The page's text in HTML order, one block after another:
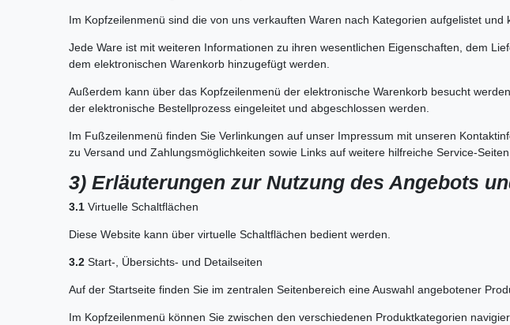
Im Kopfzeilenmenü sind die von uns verkauften Waren nach Kategorien aufgelistet
Jede Ware ist mit weiteren Informationen zu ihren wesentlichen Eigenschaften, dem
dem elektronischen Warenkorb hinzugefügt werden.
Außerdem kann über das Kopfzeilenmenü der elektronische Warenkorb besucht
der elektronische Bestellprozess eingeleitet und abgeschlossen werden.
Im Fußzeilenmenü finden Sie Verlinkungen auf unser Impressum mit unseren
zu Versand und Zahlungsmöglichkeiten sowie Links auf weitere hilfreiche Service-
3) Erläuterungen zur Nutzung des Angebots
3.1 Virtuelle Schaltflächen
Diese Website kann über virtuelle Schaltflächen bedient werden.
3.2 Start-, Übersichts- und Detailseiten
Auf der Startseite finden Sie im zentralen Seitenbereich eine Auswahl angebotener
Im Kopfzeilenmenü können Sie zwischen den verschiedenen Produktkategorien